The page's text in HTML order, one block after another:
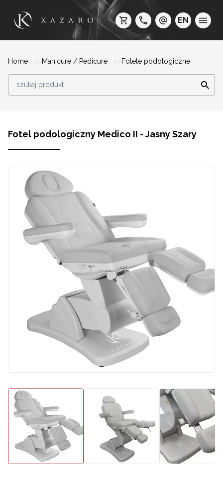
EN
Home Manicure / Pedicure Fotele podologiczne
Fotel podologiczny Medico II - Jasny Szary